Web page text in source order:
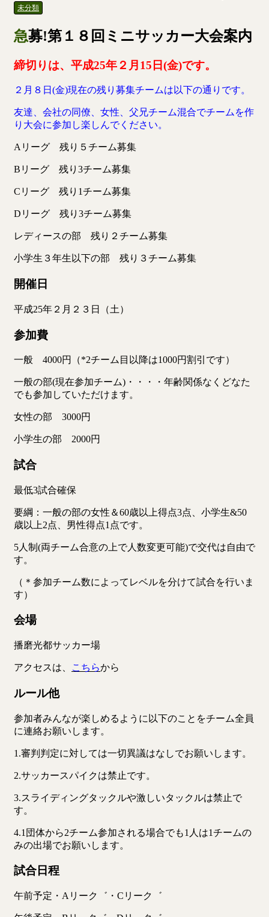
未分類
急募!第１８回ミニサッカー大会案内
締切りは、平成25年２月15日(金)です。
２月８日(金)現在の残り募集チームは以下の通りです。
友達、会社の同僚、女性、父兄チーム混合でチームを作
り大会に参加し楽しんでください。
Aリーグ 残り５チーム募集
Bリーグ 残り3チーム募集
Cリーグ 残り1チーム募集
Dリーグ 残り3チーム募集
レディースの部 残り２チーム募集
小学生３年生以下の部 残り３チーム募集
開催日
平成25年２月２３日（土）
参加費
一般 4000円（*2チーム目以降は1000円割引です）
一般の部(現在参加チーム)・・・・年齢関係なくどなた
でも参加していただけます。
女性の部 3000円
小学生の部 2000円
試合
最低3試合確保
要綱：一般の部の女性＆60歳以上得点3点、小学生&50
歳以上2点、男性得点1点です。
5人制(両チーム合意の上で人数変更可能)で交代は自由で
す。
（＊参加チーム数によってレベルを分けて試合を行いま
す）
会場
播磨光都サッカー場
アクセスは、 こちらから
ルール他
参加者みんなが楽しめるように以下のことをチーム全員
に連絡お願いします。
1.審判判定に対しては一切異議はなしでお願いします。
2.サッカースパイクは禁止です。
3.スライディングタックルや激しいタックルは禁止で
す。
4.1団体から2チーム参加される場合でも1人は1チームの
みの出場でお願いします。
試合日程
午前予定・Aリーク゛・Cリーク゛